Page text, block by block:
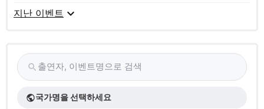
지난 이벤트 expand_more
search 출연자, 이벤트명으로 검색
public국가명을 선택하세요